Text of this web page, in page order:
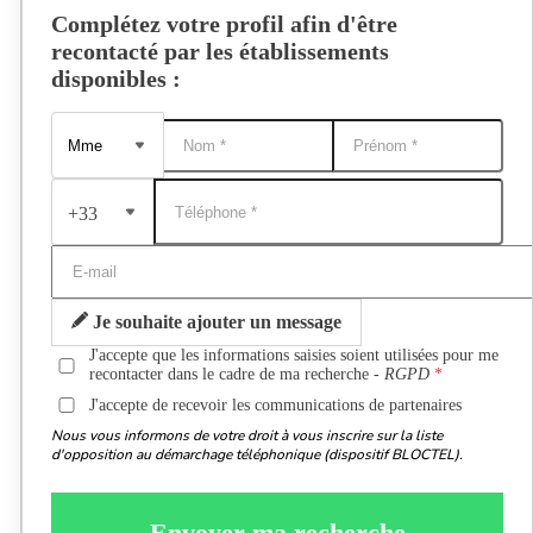
Complétez votre profil afin d'être
recontacté par les établissements
disponibles :
+33
Je souhaite ajouter un message
J'accepte que les informations saisies soient utilisées pour me
recontacter dans le cadre de ma recherche -RGPD
J'accepte de recevoir les communications de partenaires
Nous vous informons de votre droit à vous inscrire sur la liste
d'opposition au démarchage téléphonique (dispositif BLOCTEL).